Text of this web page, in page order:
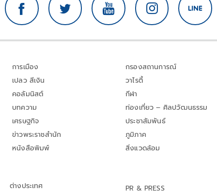
การเมือง
เปลว สีเงิน
คอลัมนิสต์
บทความ
เศรษฐกิจ
ข่าวพระราชสำนัก
หนังสือพิมพ์
กรองสถานการณ์
วาไรตี้
กีฬา
ท่องเที่ยว – ศิลปวัฒนธรรม
ประชาสัมพันธ์
ภูมิภาค
สิ่งแวดล้อม
ต่างประเทศ PR & PRESS